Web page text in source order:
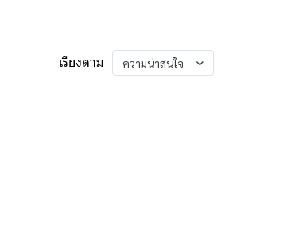
เรียงตาม ความน่าสนใจ